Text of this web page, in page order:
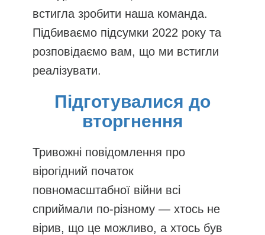
встигла зробити наша команда.
Підбиваємо підсумки 2022 року та
розповідаємо вам, що ми встигли
реалізувати.
Підготувалися до
вторгнення
Тривожні повідомлення про
вірогідний початок
повномасштабної війни всі
сприймали по-різному — хтось не
вірив, що це можливо, а хтось був